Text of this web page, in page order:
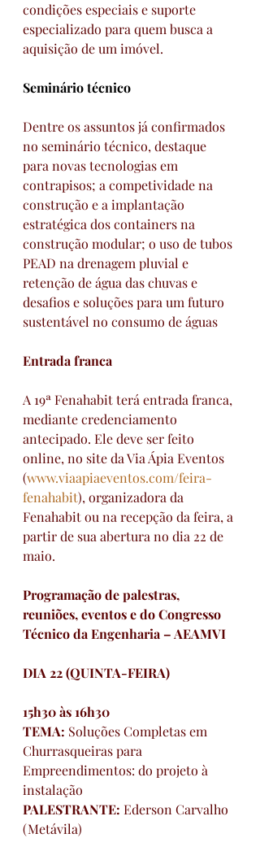
condições especiais e suporte
especializado para quem busca a
aquisição de um imóvel.
Seminário técnico
Dentre os assuntos já confirmados
no seminário técnico, destaque
para novas tecnologias em
contrapisos; a competividade na
construção e a implantação
estratégica dos containers na
construção modular; o uso de tubos
PEAD na drenagem pluvial e
retenção de água das chuvas e
desafios e soluções para um futuro
sustentável no consumo de águas
Entrada franca
A 19ª Fenahabit terá entrada franca,
mediante credenciamento
antecipado. Ele deve ser feito
online, no site da Via Ápia Eventos
(www.viaapiaeventos.com/feira-
fenahabit), organizadora da
Fenahabit ou na recepção da feira, a
partir de sua abertura no dia 22 de
maio.
Programação de palestras,
reuniões, eventos e do Congresso
Técnico da Engenharia – AEAMVI
DIA 22 (QUINTA-FEIRA)
15h30 às 16h30
TEMA: Soluções Completas em
Churrasqueiras para
Empreendimentos: do projeto à
instalação
PALESTRANTE: Ederson Carvalho
(Metávila)